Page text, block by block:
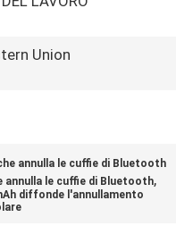
Union
annulla le cuffie di Bluetooth
annulla le cuffie di Bluetooth,
diffonde l'annullamento